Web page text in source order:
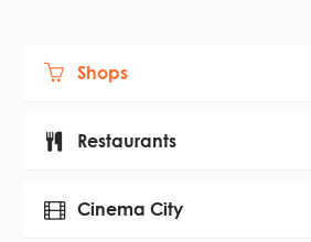
Shops
Restaurants
Cinema City